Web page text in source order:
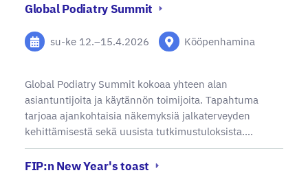
Global Podiatry Summit
su-ke 12.–15.4.2026 Kööpenhamina
Global Podiatry Summit kokoaa yhteen alan
asiantuntijoita ja käytännön toimijoita. Tapahtuma
tarjoaa ajankohtaisia näkemyksiä jalkaterveyden
kehittämisestä sekä uusista tutkimustuloksista.…
FIP:n New Year's toast